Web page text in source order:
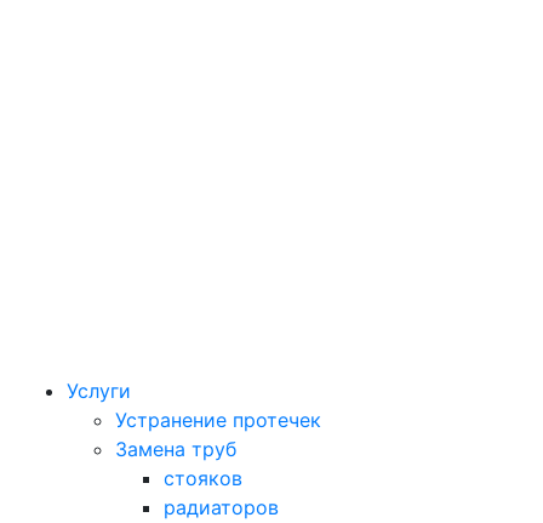
Услуги
Устранение протечек
Замена труб
стояков
радиаторов